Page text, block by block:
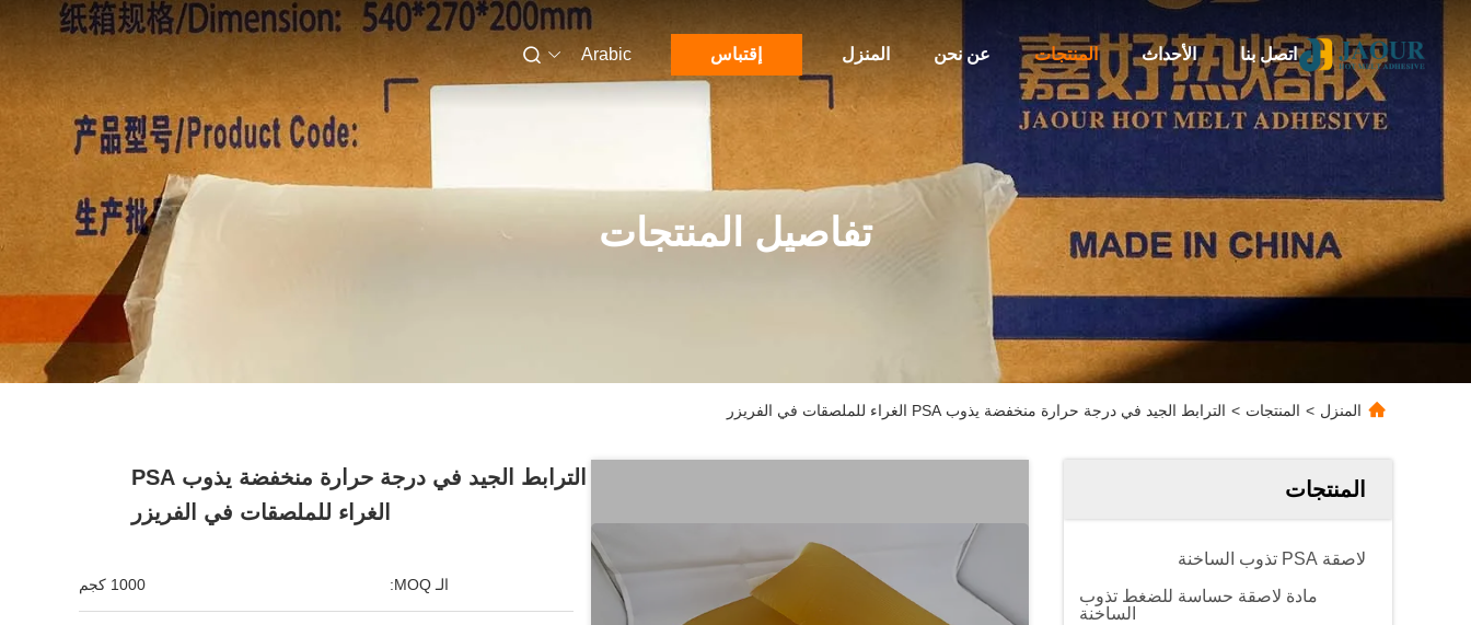
المنزل عن نحن المنتجات الأحداث اتصل بنا إقتباس Arabic
تفاصيل المنتجات
المنزل > المنتجات > الترابط الجيد في درجة حرارة منخفضة يذوب PSA الغراء للملصقات في الفريزر
المنتجات
لاصقة PSA تذوب الساخنة
مادة لاصقة حساسة للضغط تذوب
الساخنة
الترابط الجيد في درجة حرارة منخفضة يذوب PSA
الغراء للملصقات في الفريزر
الـ MOQ: 1000 كجم